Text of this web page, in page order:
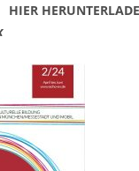
HIER